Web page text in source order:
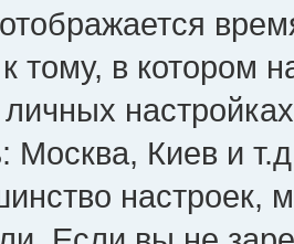
тому, в котором
Москва, Киев и
настроек,